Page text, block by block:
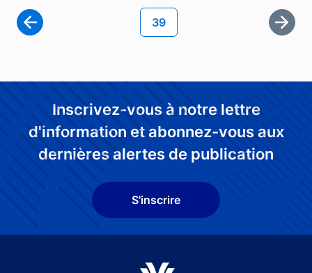
Page courante
39
Inscrivez-vous à notre lettre
d'information et abonnez-vous aux
dernières alertes de publication
S'inscrire